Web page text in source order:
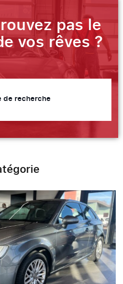
pas le
vos rêves ?
de recherche